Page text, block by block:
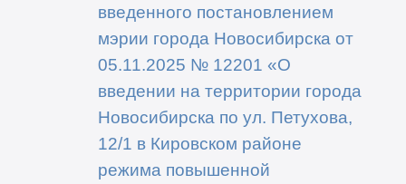
введенного постановлением
мэрии города Новосибирска от
05.11.2025 № 12201 «О
введении на территории города
Новосибирска по ул. Петухова,
12/1 в Кировском районе
режима повышенной